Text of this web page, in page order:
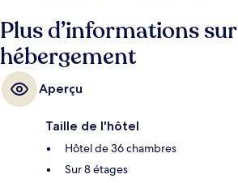
Plus d’informations
hébergement
Aperçu
Taille de l'hôtel
Hôtel de 36 chambres
Sur 8 étages